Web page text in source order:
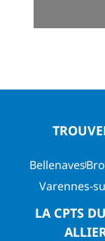
Bellenaves
Varennes-
LA CPTS